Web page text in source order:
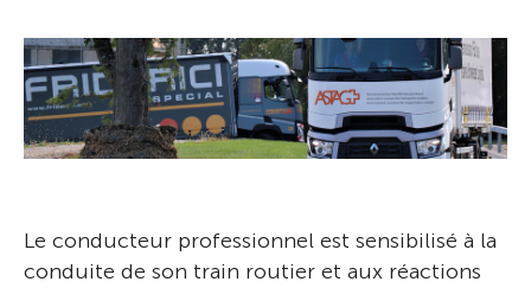
Le conducteur professionnel est sensibilisé à la
conduite de son train routier et aux réactions